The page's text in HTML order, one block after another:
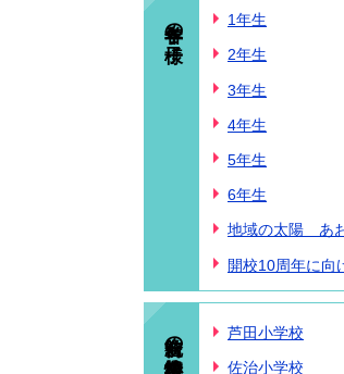
各学年の様子 1年生
2年生
3年生
4年生
5年生
6年生
地域の太陽 あ
開校10周年に向
統合前の小学校情報 芦田小学校
佐治小学校